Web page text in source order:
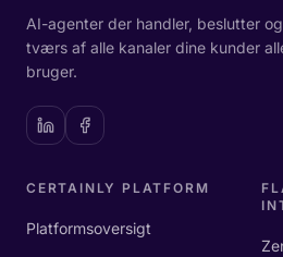
AI-agenter der handler, beslutter
tværs af alle kanaler dine kunder
bruger.
CERTAINLY PLATFORM
Platformsoversigt